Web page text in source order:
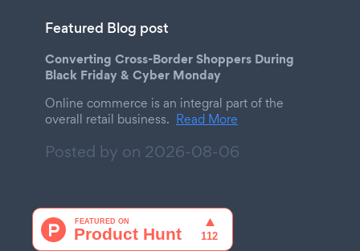
Featured Blog post
Converting Cross-Border Shoppers During
Black Friday & Cyber Monday
Online commerce is an integral part of the
overall retail business. Read More
Posted by on 2026-08-06